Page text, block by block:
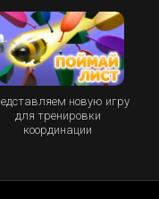
новую игру
для тренировки
координации